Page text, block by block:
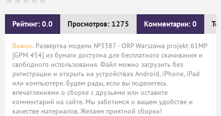
Рейтинг: 0.0 Просмотров: 1275 Комментарии: 0
Важно: Развёртка модели №3387 - ORP Warszawa projekt 61MP
[GPM 454] из бумаги доступна для бесплатного скачивания и
свободного использования. Файл можно загрузить без
регистрации и открыть на устройствах Android, iPhone, iPad
или компьютере. Будем рады, если вы поделитесь
впечатлениями о сборке с друзьями или оставите
комментарий на сайте. Мы заботимся о вашем удобстве и
качестве материалов. Желаем приятной сборки!